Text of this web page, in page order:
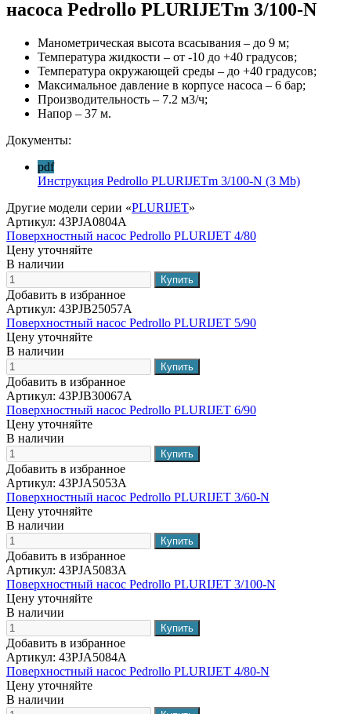
насоса Pedrollo PLURIJETm 3/100-N
Манометрическая высота всасывания – до 9 м;
Температура жидкости – от -10 до +40 градусов;
Температура окружающей среды – до +40 градусов;
Максимальное давление в корпусе насоса – 6 бар;
Производительность – 7.2 м3/ч;
Напор – 37 м.
Документы:
pdf
Инструкция Pedrollo PLURIJETm 3/100-N (3 Mb)
Другие модели серии «PLURIJET»
Артикул: 43PJA0804A
Поверхностный насос Pedrollo PLURIJET 4/80
Цену уточняйте
В наличии
Добавить в избранное
Артикул: 43PJB25057A
Поверхностный насос Pedrollo PLURIJET 5/90
Цену уточняйте
В наличии
Добавить в избранное
Артикул: 43PJB30067A
Поверхностный насос Pedrollo PLURIJET 6/90
Цену уточняйте
В наличии
Добавить в избранное
Артикул: 43PJA5053A
Поверхностный насос Pedrollo PLURIJET 3/60-N
Цену уточняйте
В наличии
Добавить в избранное
Артикул: 43PJA5083A
Поверхностный насос Pedrollo PLURIJET 3/100-N
Цену уточняйте
В наличии
Добавить в избранное
Артикул: 43PJA5084A
Поверхностный насос Pedrollo PLURIJET 4/80-N
Цену уточняйте
В наличии